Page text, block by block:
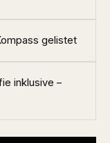
gelistet
inklusive –